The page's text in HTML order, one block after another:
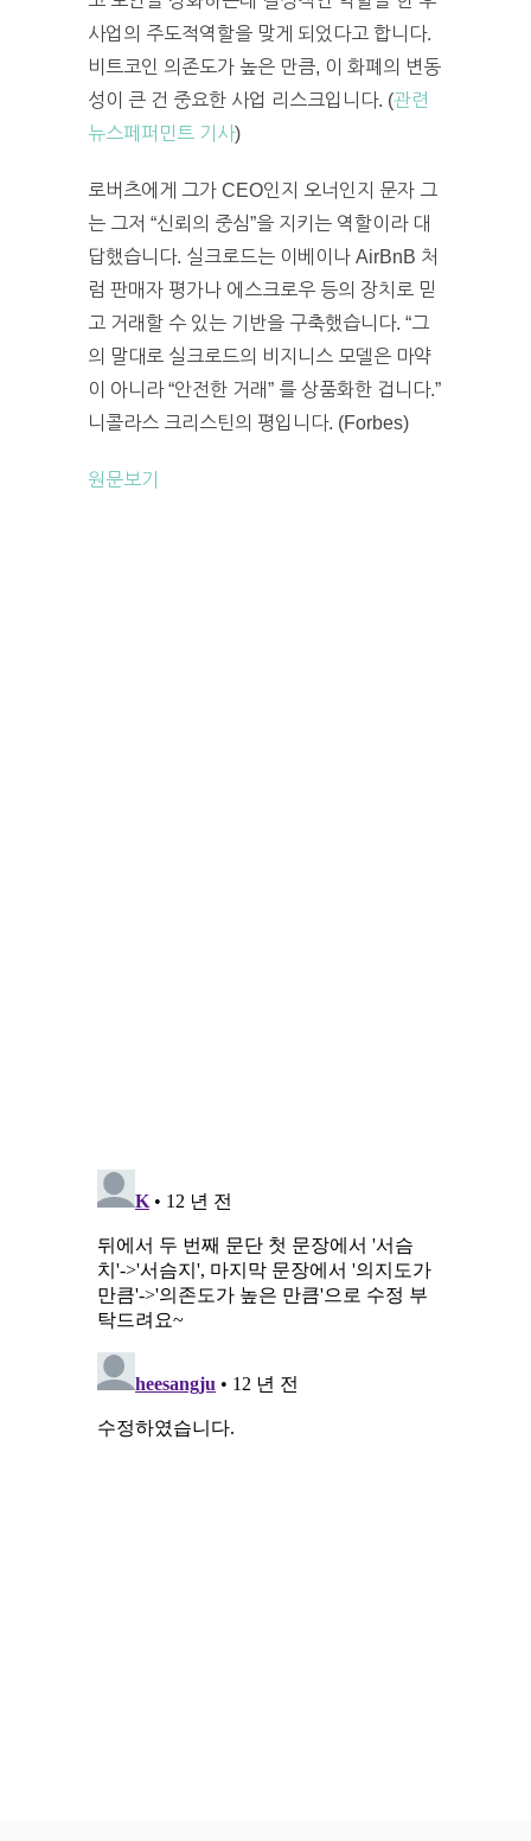
사업의 주도적역할을 맞게 되었다고 합니다.
비트코인 의존도가 높은 만큼, 이 화폐의 변동
성이 큰 건 중요한 사업 리스크입니다. (관련
뉴스페퍼민트 기사)
로버츠에게 그가 CEO인지 오너인지 문자 그
는 그저 “신뢰의 중심”을 지키는 역할이라 대
답했습니다. 실크로드는 이베이나 AirBnB 처
럼 판매자 평가나 에스크로우 등의 장치로 믿
고 거래할 수 있는 기반을 구축했습니다. “그
의 말대로 실크로드의 비지니스 모델은 마약
이 아니라 “안전한 거래” 를 상품화한 겁니다.”
니콜라스 크리스틴의 평입니다. (Forbes)
원문보기